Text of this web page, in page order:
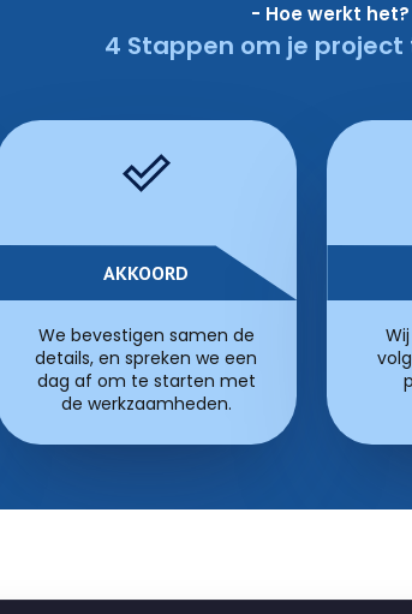
- Hoe werkt het?
4 Stappen om je
AKKOORD
We bevestigen samen de
details, en spreken we een
dag af om te starten met
de werkzaamheden.